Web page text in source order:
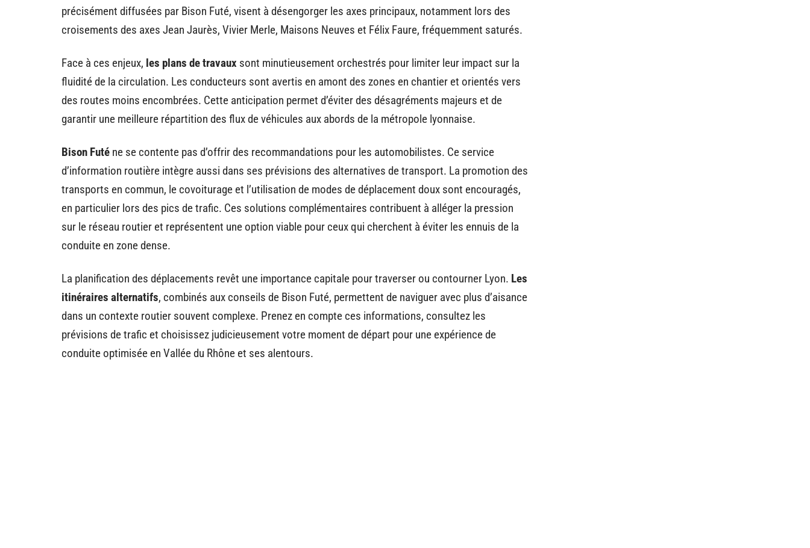
précisément diffusées par Bison Futé, visent à désengorger les axes principaux, notamment lors des
croisements des axes Jean Jaurès, Vivier Merle, Maisons Neuves et Félix Faure, fréquemment saturés.
Face à ces enjeux, les plans de travaux sont minutieusement orchestrés pour limiter leur impact sur la
fluidité de la circulation. Les conducteurs sont avertis en amont des zones en chantier et orientés vers
des routes moins encombrées. Cette anticipation permet d’éviter des désagréments majeurs et de
garantir une meilleure répartition des flux de véhicules aux abords de la métropole lyonnaise.
Bison Futé ne se contente pas d’offrir des recommandations pour les automobilistes. Ce service
d’information routière intègre aussi dans ses prévisions des alternatives de transport. La promotion des
transports en commun, le covoiturage et l’utilisation de modes de déplacement doux sont encouragés,
en particulier lors des pics de trafic. Ces solutions complémentaires contribuent à alléger la pression
sur le réseau routier et représentent une option viable pour ceux qui cherchent à éviter les ennuis de la
conduite en zone dense.
La planification des déplacements revêt une importance capitale pour traverser ou contourner Lyon. Les
itinéraires alternatifs, combinés aux conseils de Bison Futé, permettent de naviguer avec plus d’aisance
dans un contexte routier souvent complexe. Prenez en compte ces informations, consultez les
prévisions de trafic et choisissez judicieusement votre moment de départ pour une expérience de
conduite optimisée en Vallée du Rhône et ses alentours.